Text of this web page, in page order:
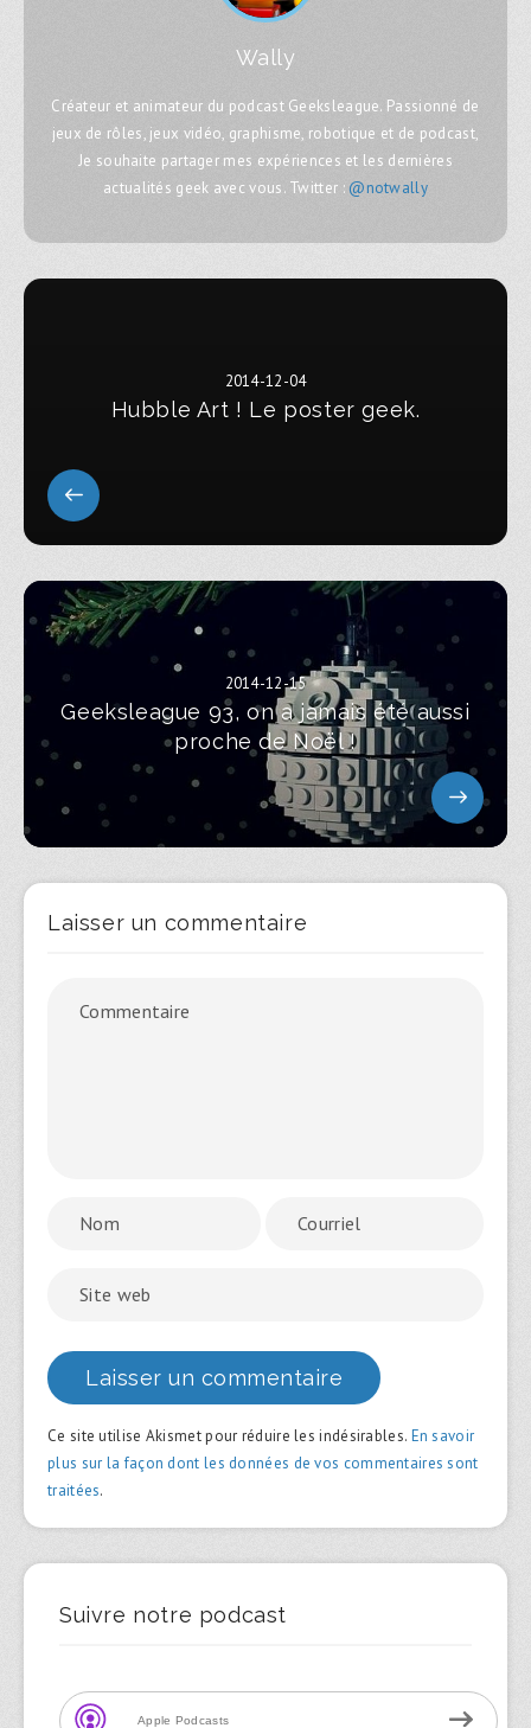
Wally
Créateur et animateur du podcast Geeksleague. Passionné de
jeux de rôles, jeux vidéo, graphisme, robotique et de podcast,
Je souhaite partager mes expériences et les dernières
actualités geek avec vous. Twitter : @notwally
2014-12-04
Hubble Art ! Le poster geek.
2014-12-15
Geeksleague 93, on a jamais été aussi
proche de Noël !
Laisser un commentaire
Ce site utilise Akismet pour réduire les indésirables. En savoir
plus sur la façon dont les données de vos commentaires sont
traitées.
Suivre notre podcast
Apple Podcasts